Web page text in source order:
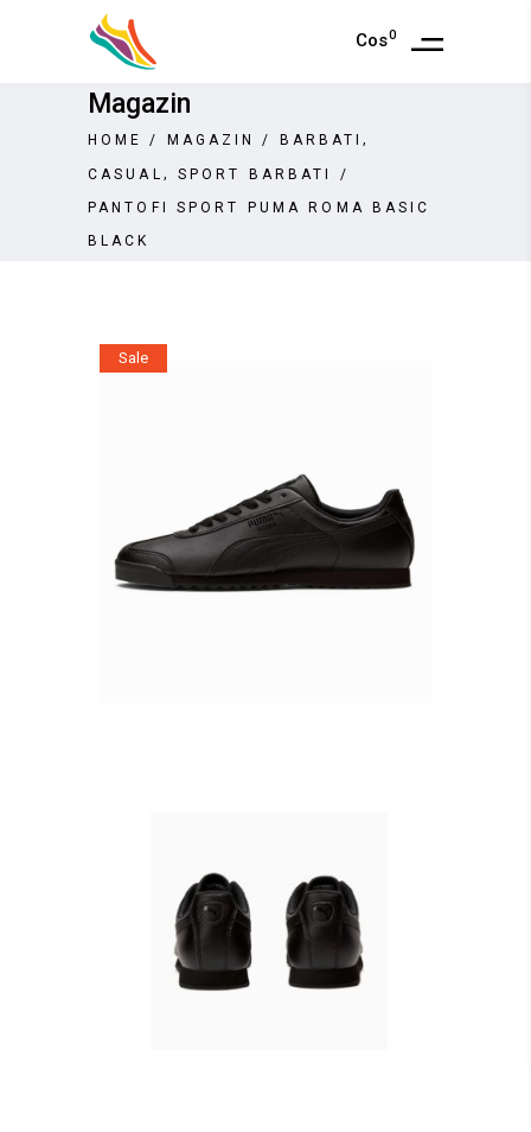
Cos0
Magazin
HOME / MAGAZIN / BARBATI,
CASUAL , SPORT BARBATI
/
PANTOFI SPORT PUMA ROMA BASIC
BLACK
Sale